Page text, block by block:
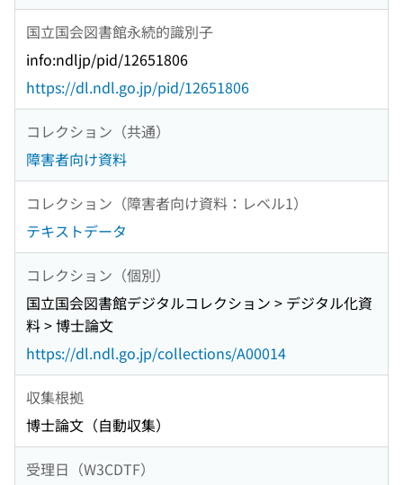
国立国会図書館永続的識別子
info:ndljp/pid/12651806
https://dl.ndl.go.jp/pid/12651806
コレクション（共通）
障害者向け資料
コレクション（障害者向け資料：レベル1）
テキストデータ
コレクション（個別）
国立国会図書館デジタルコレクション > デジタル化資
料 > 博士論文
https://dl.ndl.go.jp/collections/A00014
収集根拠
博士論文（自動収集）
受理日（W3CDTF）